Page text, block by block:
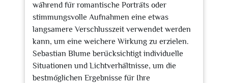
während für romantische Porträts oder
stimmungsvolle Aufnahmen eine etwas
langsamere Verschlusszeit verwendet werden
kann, um eine weichere Wirkung zu erzielen.
Sebastian Blume berücksichtigt individuelle
Situationen und Lichtverhältnisse, um die
bestmöglichen Ergebnisse für Ihre